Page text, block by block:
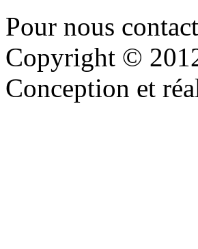
Pour nous
Copyright ©
Conception et